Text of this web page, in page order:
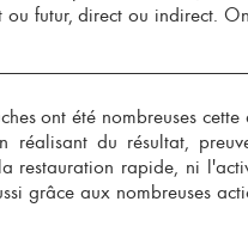
futur, direct ou indirect.
ont été nombreuses cette
du résultat,
restauration rapide, ni
grâce aux nombreuses